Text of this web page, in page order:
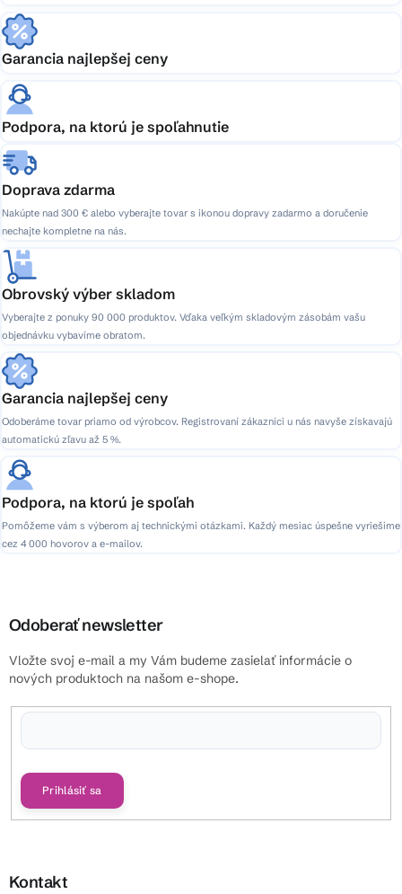
Garancia najlepšej ceny
Podpora, na ktorú je spoľahnutie
Doprava zdarma
Nakúpte nad 300 € alebo vyberajte tovar s ikonou dopravy zadarmo a doručenie
nechajte kompletne na nás.
Obrovský výber skladom
Vyberajte z ponuky 90 000 produktov. Vďaka veľkým skladovým zásobám vašu
objednávku vybavíme obratom.
Garancia najlepšej ceny
Odoberáme tovar priamo od výrobcov. Registrovaní zákazníci u nás navyše získavajú
automatickú zľavu až 5 %.
Podpora, na ktorú je spoľah
Pomôžeme vám s výberom aj technickými otázkami. Každý mesiac úspešne vyriešime
cez 4 000 hovorov a e-mailov.
Odoberať newsletter
Vložte svoj e-mail a my Vám budeme zasielať informácie o
nových produktoch na našom e-shope.
Prihlásiť sa
Kontakt